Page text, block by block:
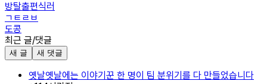
방탈출편식러
ㄱㅌㄹㅂ
도콩
최근 글/댓글
새 글 새 댓글
옛날옛날에는 이야기꾼 한 명이 팀 분위기를 다 만들었습니다